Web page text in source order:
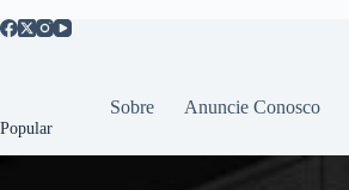
Sobre Anuncie Conosco
Popular